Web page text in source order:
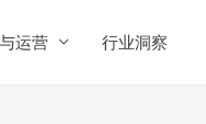
运营 行业洞察